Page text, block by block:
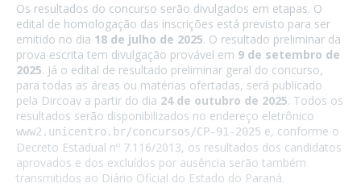
Os resultados do concurso serão divulgados em etapas. O
edital de homologação das inscrições está previsto para ser
emitido no dia 18 de julho de 2025. O resultado preliminar da
prova escrita tem divulgação provável em 9 de setembro de
2025. Já o edital de resultado preliminar geral do concurso,
para todas as áreas ou matérias ofertadas, será publicado
pela Dircoav a partir do dia 24 de outubro de 2025. Todos os
resultados serão disponibilizados no endereço eletrônico
www2.unicentro.br/concursos/CP-91-2025 e, conforme o
Decreto Estadual nº 7.116/2013, os resultados dos candidatos
aprovados e dos excluídos por ausência serão também
transmitidos ao Diário Oficial do Estado do Paraná.